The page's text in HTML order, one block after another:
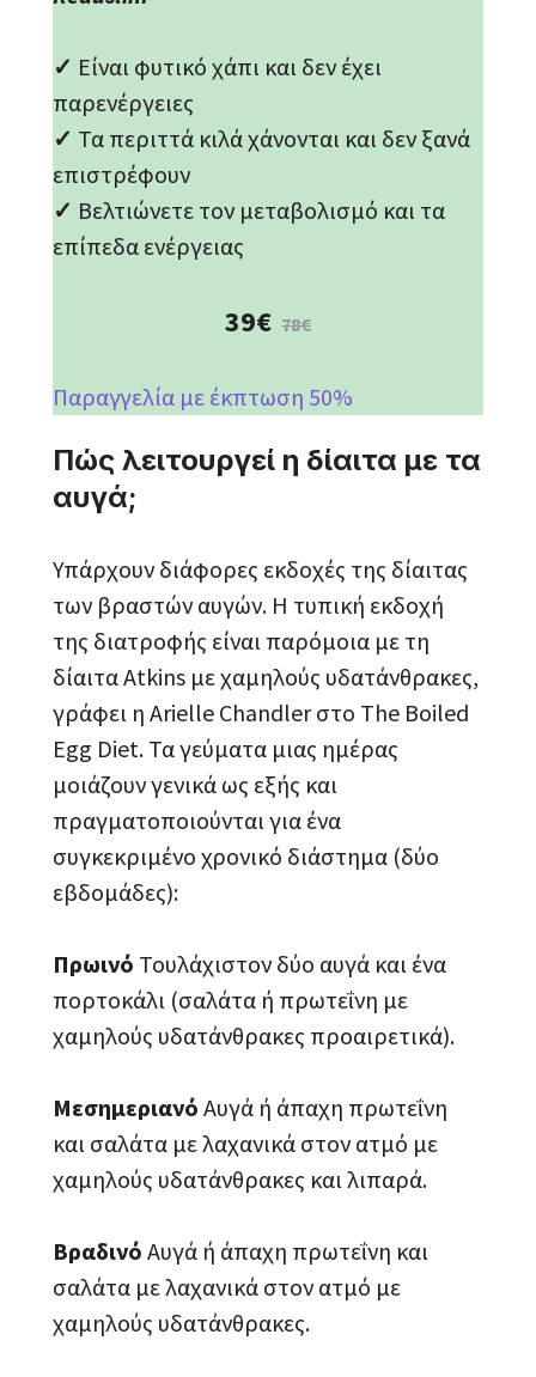
✓ Είναι φυτικό χάπι και δεν έχει
παρενέργειες
✓ Τα περιττά κιλά χάνονται και δεν ξανά
επιστρέφουν
✓ Βελτιώνετε τον μεταβολισμό και τα
επίπεδα ενέργειας
39€ 78€
Παραγγελία με έκπτωση 50%
Πώς λειτουργεί η δίαιτα με τα
αυγά;
Υπάρχουν διάφορες εκδοχές της δίαιτας
των βραστών αυγών. Η τυπική εκδοχή
της διατροφής είναι παρόμοια με τη
δίαιτα Atkins με χαμηλούς υδατάνθρακες,
γράφει η Arielle Chandler στο The Boiled
Egg Diet. Τα γεύματα μιας ημέρας
μοιάζουν γενικά ως εξής και
πραγματοποιούνται για ένα
συγκεκριμένο χρονικό διάστημα (δύο
εβδομάδες):
Πρωινό Τουλάχιστον δύο αυγά και ένα
πορτοκάλι (σαλάτα ή πρωτεΐνη με
χαμηλούς υδατάνθρακες προαιρετικά).
Μεσημεριανό Αυγά ή άπαχη πρωτεΐνη
και σαλάτα με λαχανικά στον ατμό με
χαμηλούς υδατάνθρακες και λιπαρά.
Βραδινό Αυγά ή άπαχη πρωτεΐνη και
σαλάτα με λαχανικά στον ατμό με
χαμηλούς υδατάνθρακες.